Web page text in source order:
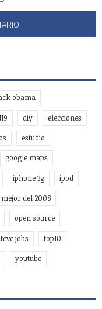
obama
diy elecciones
estudio
google maps
iphone 3g ipod
del 2008
open source
jobs top10
youtube